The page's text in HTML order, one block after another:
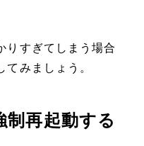
りすぎてしまう場合
てみましょう。
制再起動する